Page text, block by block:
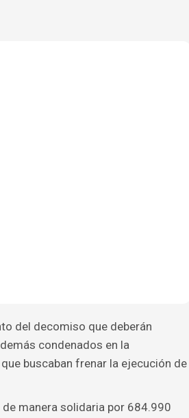
del decomiso que deberán
condenados en la
buscaban frenar la ejecución de
manera solidaria por 684.990